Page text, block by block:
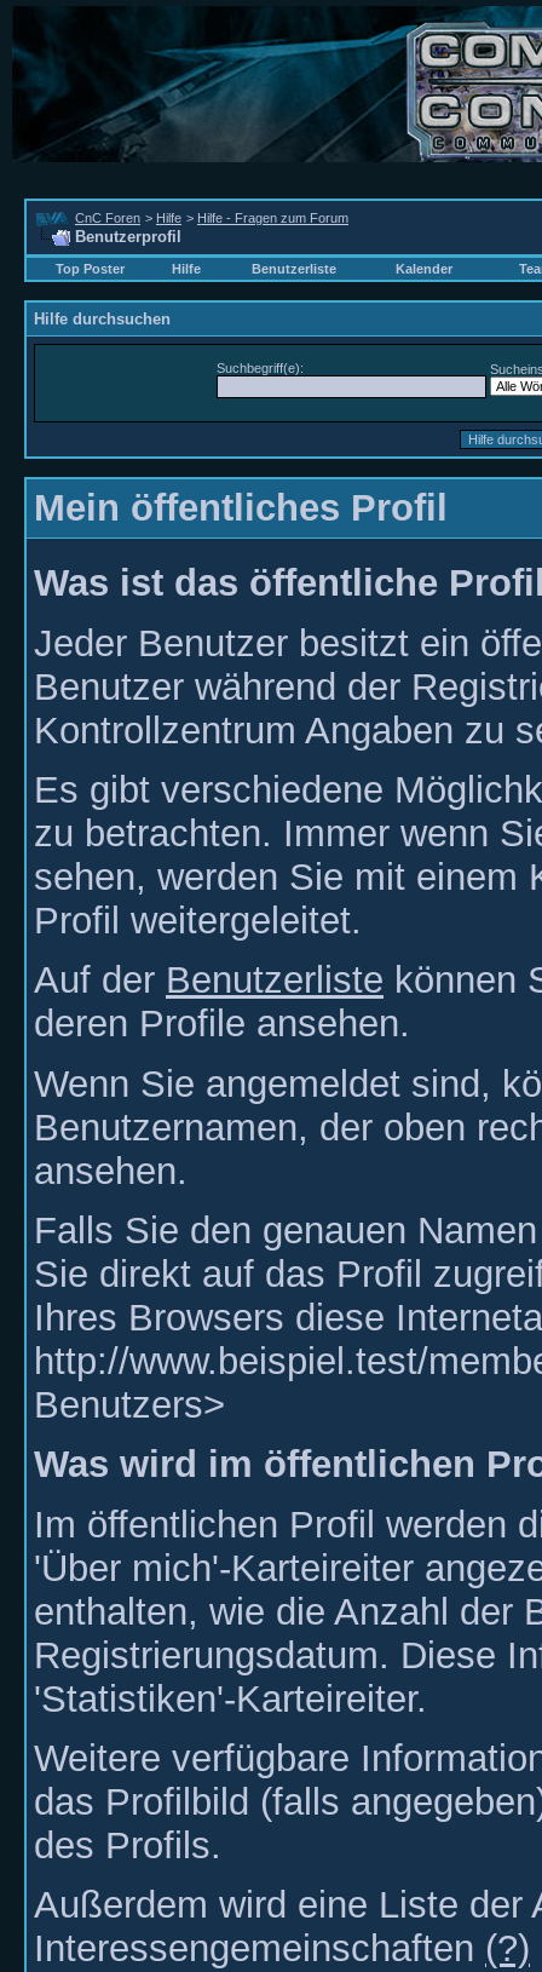
CnC Foren > Hilfe > Hilfe - Fragen zum Forum
Benutzerprofil
Top Poster Hilfe Benutzerliste Kalender
Hilfe durchsuchen
Suchbegriff(e):
Mein öffentliches Profil
Was ist das öffentliche
Jeder Benutzer besitzt ein
Benutzer während der
Kontrollzentrum Angaben zu
Es gibt verschiedene
zu betrachten. Immer wenn
sehen, werden Sie mit einem
Profil weitergeleitet.
Auf der Benutzerliste können
deren Profile ansehen.
Wenn Sie angemeldet sind,
Benutzernamen, der oben
ansehen.
Falls Sie den genauen
Sie direkt auf das Profil
Ihres Browsers diese
http://www.beispiel.test/
Benutzers>
Was wird im öffentlichen
Im öffentlichen Profil werden
'Über mich'-Karteireiter
enthalten, wie die Anzahl der
Registrierungsdatum. Diese
'Statistiken'-Karteireiter.
Weitere verfügbare
das Profilbild (falls
des Profils.
Außerdem wird eine Liste der
Interessengemeinschaften (?)